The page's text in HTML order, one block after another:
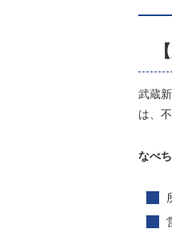
武蔵
は、
なべ